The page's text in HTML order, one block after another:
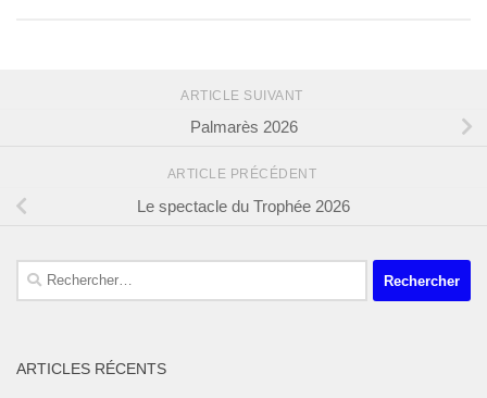
ARTICLE SUIVANT
Palmarès 2026
ARTICLE PRÉCÉDENT
Le spectacle du Trophée 2026
Rechercher :
ARTICLES RÉCENTS